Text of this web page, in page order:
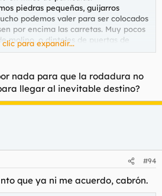
piedras pequeñas, guijarros
podemos valer para ser colocados
por encima las carretas. Muy pocos
molino, o dinteles de puertas de
de tribunales o piedras preciosas
Somos eso, Demian, putos
lascas.
clic para expandir...
nada para que la rodadura no
llegar al inevitable destino?
#94
que ya ni me acuerdo, cabrón.